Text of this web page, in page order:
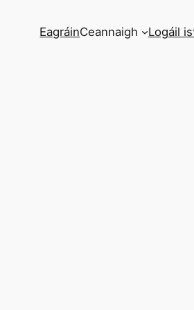
EagráinCeannaigh Logáil